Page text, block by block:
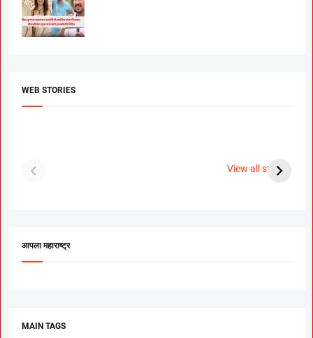
WEB STORIES
View all stories
पूजा सावंत ने गुपचूप
आपला महाराष्ट्र
MAIN TAGS